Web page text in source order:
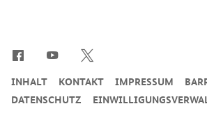
INHALT KONTAKT IMPRESSUM
DATENSCHUTZ